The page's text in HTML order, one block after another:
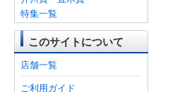
特集一覧
このサイトについて
店舗一覧
ご利用ガイド